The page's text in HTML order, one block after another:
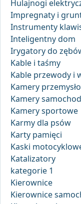
Hulajnogi
Impregnaty i
Instrumenty
Inteligentny dom
Irygatory do
Kable i taśmy
Kable przewody i
Kamery
Kamery
Kamery sportowe
Karmy dla psów
Karty pamięci
Kaski
Katalizatory
kategorie 1
Kierownice
Kierownice